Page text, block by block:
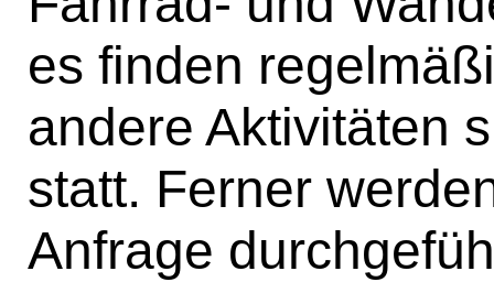
es finden
andere Aktivitäten
statt. Ferner
Anfrage